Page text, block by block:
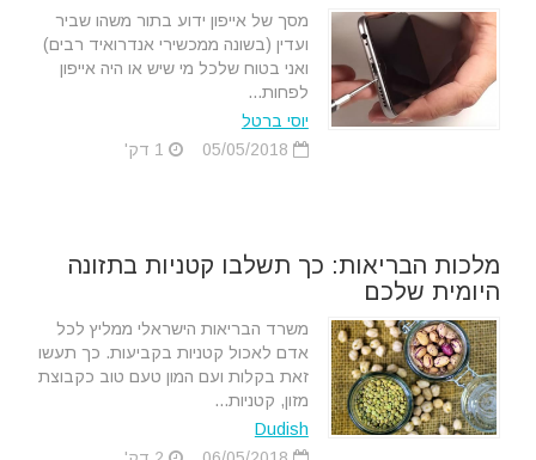
מסך של אייפון ידוע בתור משהו שביר
ועדין (בשונה ממכשירי אנדרואיד רבים)
ואני בטוח שלכל מי שיש או היה אייפון
לפחות...
יוסי ברטל
מלכות הבריאות: כך תשלבו קטניות בתזונה
היומית שלכם
משרד הבריאות הישראלי ממליץ לכל
אדם לאכול קטניות בקביעות. כך תעשו
זאת בקלות ועם המון טעם טוב כקבוצת
מזון, קטניות...
Dudish